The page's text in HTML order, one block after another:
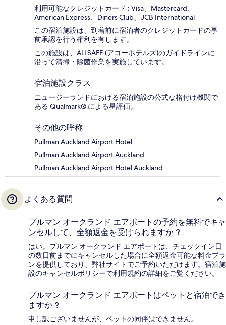
利用可能なクレジットカード : Visa、Mastercard、
American Express、Diners Club、JCB International
この宿泊施設は、到着前に宿泊者のクレジットカードの事
前承認を行う権利を有します。
この施設は、ALLSAFE (アコーホテルズ)のガイドラインに
沿って清掃・除菌作業を実施しています。
宿泊施設クラス
ニュージーランドにおける宿泊施設の公式な格付け機関で
ある Qualmark® による星評価。
その他の呼称
Pullman Auckland Airport Hotel
Pullman Auckland Airport Auckland
Pullman Auckland Airport Hotel Auckland
よくある質問
プルマン オークランド エアポートの予約を無料でキャ
ンセルして、全額返金を受けられますか ?
はい。プルマン オークランド エアポートは、チェックイン日
の数日前までにキャンセルした場合に全額返金可能な料金プラ
ンを提供しており、弊社サイトでご予約いただけます。宿泊施
設のキャンセルポリシーで利用規約の詳細をご覧ください。
プルマン オークランド エアポートはペットと宿泊でき
ますか ?
申し訳ございませんが、ペットの同伴はできません。